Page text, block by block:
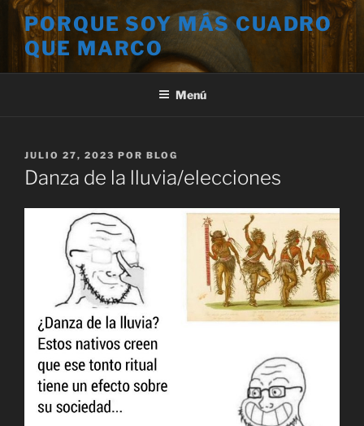
Saltar
contenido
PORQUE SOY MÁS CUADRO
QUE MARCO
Menú
PUBLICADO
EL
JULIO 27, 2023 POR BLOG
Danza de la lluvia/elecciones